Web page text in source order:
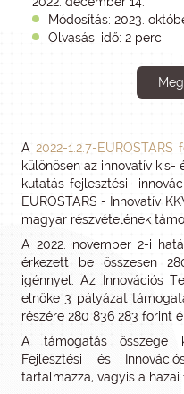
Módosítás: 2023.
Olvasási idő: 2 perc
A 2022-1.2.7-EUROSTARS
különösen az innovatív kis-
kutatás-fejlesztési
EUROSTARS - Innovatív
magyar részvételének
A 2022. november 2-i
érkezett be összesen
igénnyel. Az Innovációs
elnöke 3 pályázat
részére 280 836 283 forint
A támogatás összege
Fejlesztési és
tartalmazza, vagyis a hazai